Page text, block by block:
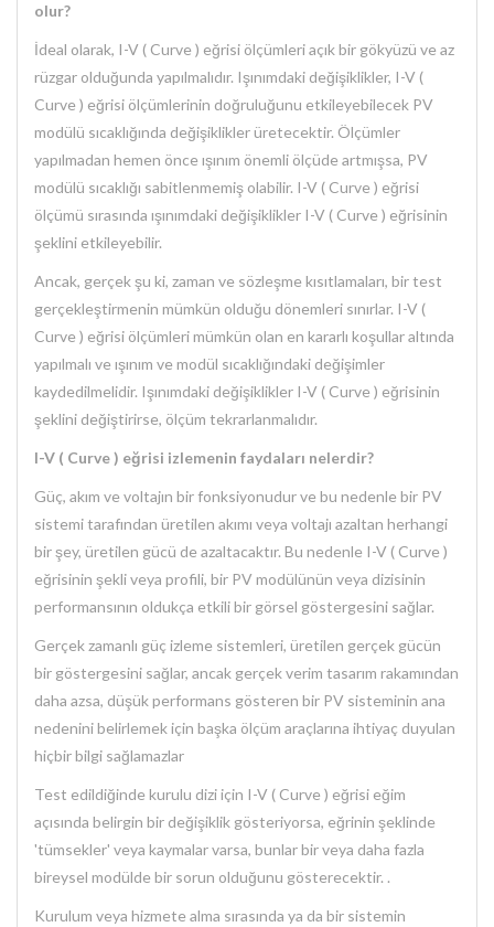
olur?
İdeal olarak, I-V ( Curve ) eğrisi ölçümleri açık bir gökyüzü ve az
rüzgar olduğunda yapılmalıdır. Işınımdaki değişiklikler, I-V (
Curve ) eğrisi ölçümlerinin doğruluğunu etkileyebilecek PV
modülü sıcaklığında değişiklikler üretecektir. Ölçümler
yapılmadan hemen önce ışınım önemli ölçüde artmışsa, PV
modülü sıcaklığı sabitlenmemiş olabilir. I-V ( Curve ) eğrisi
ölçümü sırasında ışınımdaki değişiklikler I-V ( Curve ) eğrisinin
şeklini etkileyebilir.
Ancak, gerçek şu ki, zaman ve sözleşme kısıtlamaları, bir test
gerçekleştirmenin mümkün olduğu dönemleri sınırlar. I-V (
Curve ) eğrisi ölçümleri mümkün olan en kararlı koşullar altında
yapılmalı ve ışınım ve modül sıcaklığındaki değişimler
kaydedilmelidir. Işınımdaki değişiklikler I-V ( Curve ) eğrisinin
şeklini değiştirirse, ölçüm tekrarlanmalıdır.
I-V ( Curve ) eğrisi izlemenin faydaları nelerdir?
Güç, akım ve voltajın bir fonksiyonudur ve bu nedenle bir PV
sistemi tarafından üretilen akımı veya voltajı azaltan herhangi
bir şey, üretilen gücü de azaltacaktır. Bu nedenle I-V ( Curve )
eğrisinin şekli veya profili, bir PV modülünün veya dizisinin
performansının oldukça etkili bir görsel göstergesini sağlar.
Gerçek zamanlı güç izleme sistemleri, üretilen gerçek gücün
bir göstergesini sağlar, ancak gerçek verim tasarım rakamından
daha azsa, düşük performans gösteren bir PV sisteminin ana
nedenini belirlemek için başka ölçüm araçlarına ihtiyaç duyulan
hiçbir bilgi sağlamazlar
Test edildiğinde kurulu dizi için I-V ( Curve ) eğrisi eğim
açısında belirgin bir değişiklik gösteriyorsa, eğrinin şeklinde
'tümsekler' veya kaymalar varsa, bunlar bir veya daha fazla
bireysel modülde bir sorun olduğunu gösterecektir. .
Kurulum veya hizmete alma sırasında ya da bir sistemin